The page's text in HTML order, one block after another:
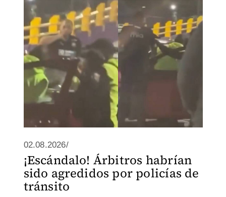
02.08.2026/
¡Escándalo! Árbitros habrían
sido agredidos por policías de
tránsito